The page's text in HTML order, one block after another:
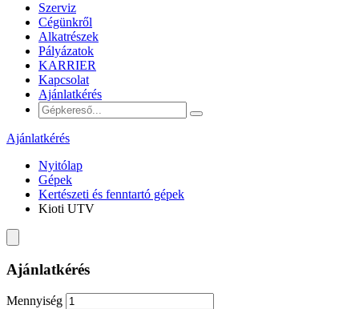
Szerviz
Cégünkről
Alkatrészek
Pályázatok
KARRIER
Kapcsolat
Ajánlatkérés
Ajánlatkérés
Nyitólap
Gépek
Kertészeti és fenntartó gépek
Kioti UTV
Ajánlatkérés
Mennyiség